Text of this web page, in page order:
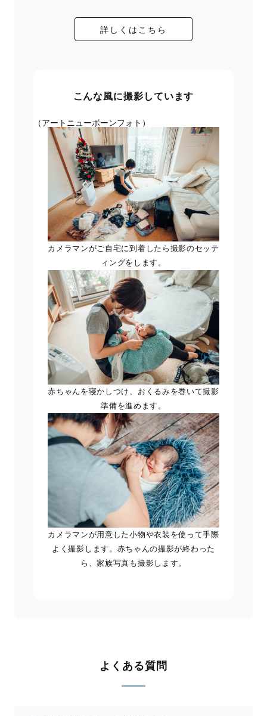
詳しくはこちら
こんな風に撮影しています
（アートニューボーンフォト）
カメラマンがご自宅に到着したら撮影のセッテ
ィングをします。
赤ちゃんを寝かしつけ、おくるみを巻いて撮影
準備を進めます。
カメラマンが用意した小物や衣装を使って手際
よく撮影します。赤ちゃんの撮影が終わった
ら、家族写真も撮影します。
よくある質問